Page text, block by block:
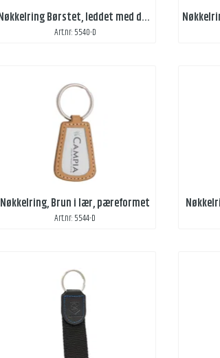
Nøkkelring Børstet, leddet med domemerke
Art.nr: 5540-D
Nøkkelring, Brun i lær, pæreformet
Art.nr: 5544-D